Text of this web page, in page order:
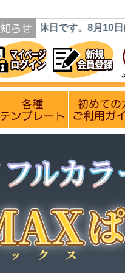
8月10日(月)は月曜日です